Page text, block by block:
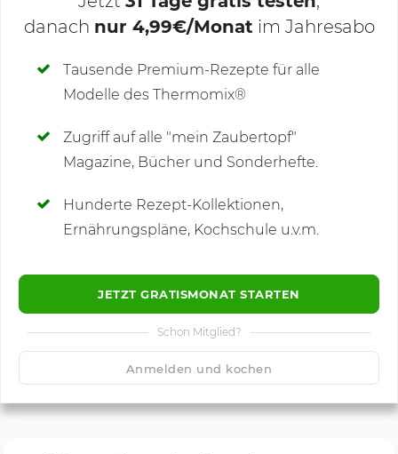
Deine Notizen
danach nur 4,99€/Monat im Jahresabo
Tausende Premium-Rezepte für alle
Modelle des Thermomix®
Zugriff auf alle "mein Zaubertopf"
Magazine, Bücher und Sonderhefte.
Hunderte Rezept-Kollektionen,
Ernährungspläne, Kochschule u.v.m.
JETZT GRATISMONAT STARTEN
Schon Mitglied?
Anmelden und kochen
Kommentare
🙂 Speichern